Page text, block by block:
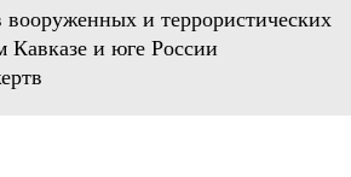
и террористических
Кавказе и юге России